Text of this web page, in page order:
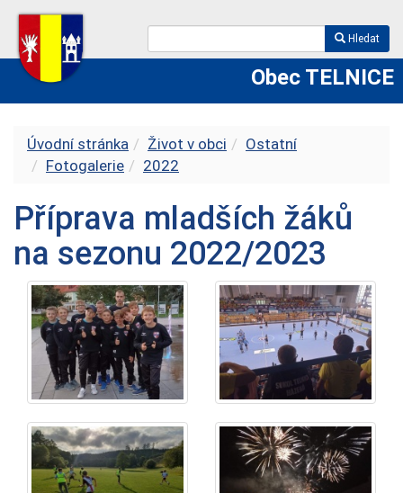
Hledat
Obec TELNICE
Úvodní stránka Život v obci
Ostatní
Fotogalerie
2022
Příprava mladších žáků
na sezonu 2022/2023